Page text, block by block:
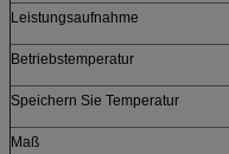
Leistungsaufnahme
Betriebstemperatur
Speichern Sie Temperatur
Maß